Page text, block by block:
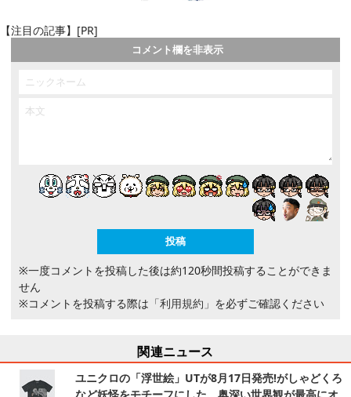
【注目の記事】[PR]
コメント欄を非表示
※一度コメントを投稿した後は約120秒間投稿することができま
せん
※コメントを投稿する際は 「利用規約」 を必ずご確認ください
関連ニュース
ユニクロの「浮世絵」UTが8月17日発売!がしゃどくろ